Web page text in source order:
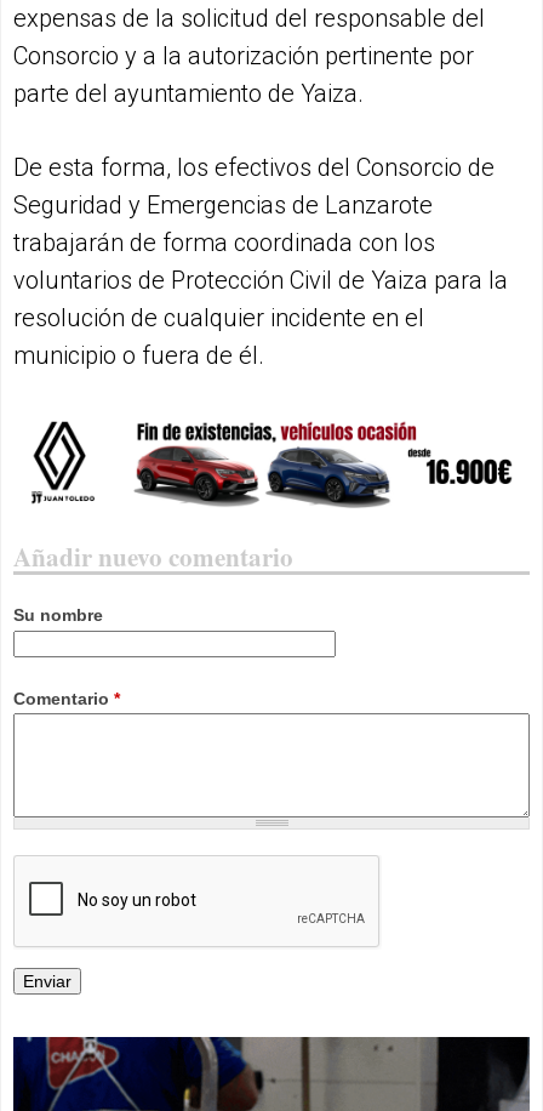
expensas de la solicitud del responsable del
Consorcio y a la autorización pertinente por
parte del ayuntamiento de Yaiza.
De esta forma, los efectivos del Consorcio de
Seguridad y Emergencias de Lanzarote
trabajarán de forma coordinada con los
voluntarios de Protección Civil de Yaiza para la
resolución de cualquier incidente en el
municipio o fuera de él.
Añadir nuevo comentario
Su nombre
Comentario *